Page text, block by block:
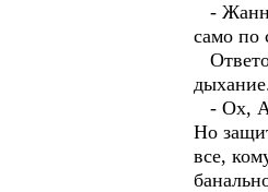
-
само по
- Ох,
Но
все,